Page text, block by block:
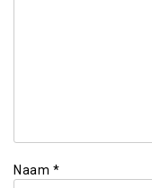
Naam *